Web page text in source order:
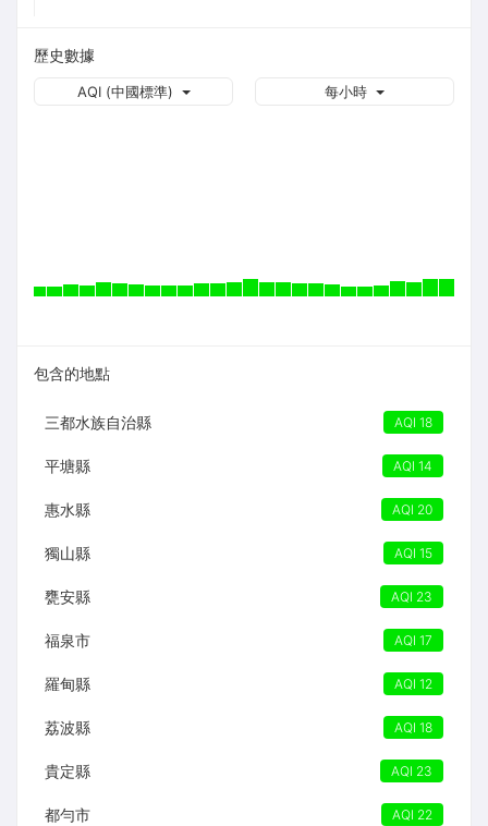
歷史數據
每小時
AQI (中國標準)
包含的地點
三都水族自治縣 AQI 18
平塘縣 AQI 14
惠水縣 AQI 20
獨山縣 AQI 15
甕安縣 AQI 23
福泉市 AQI 17
羅甸縣 AQI 12
荔波縣 AQI 18
貴定縣 AQI 23
都勻市 AQI 22